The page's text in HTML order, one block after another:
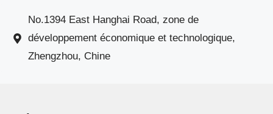
No.1394 East Hanghai Road, zone de
développement économique et technologique,
Zhengzhou, Chine